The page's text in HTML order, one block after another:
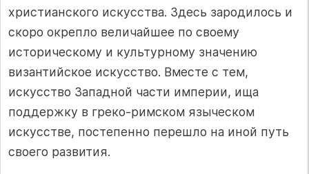
христианского искусства. Здесь зародилось и
скоро окрепло величайшее по своему
историческому и культурному значению
византийское искусство. Вместе с тем,
искусство Западной части империи, ища
поддержку в греко-римском языческом
искусстве, постепенно перешло на иной путь
своего развития.